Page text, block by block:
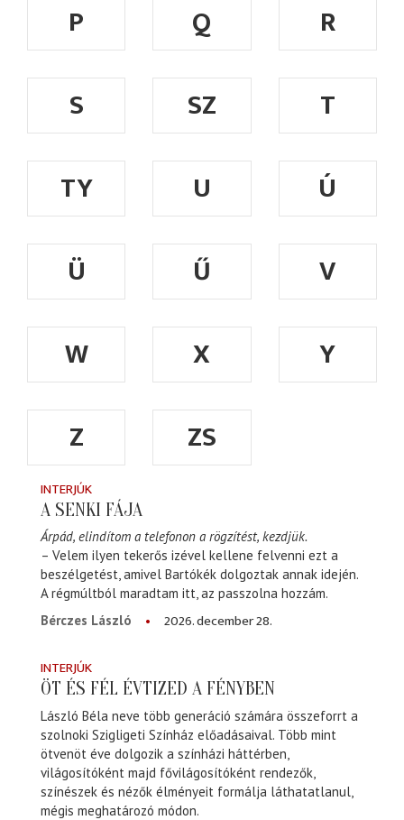
P Q
R
S
SZ
T
TY
U
Ú
Ü
Ű
V
W
X
Y
Z
ZS
INTERJÚK
A SENKI FÁJA
Árpád, elindítom a telefonon a rögzítést, kezdjük.
– Velem ilyen tekerős izével kellene felvenni ezt a
beszélgetést, amivel Bartókék dolgoztak annak idején.
A régmúltból maradtam itt, az passzolna hozzám.
Bérczes László
2026. december 28.
INTERJÚK
ÖT ÉS FÉL ÉVTIZED A FÉNYBEN
László Béla neve több generáció számára összeforrt a
szolnoki Szigligeti Színház előadásaival. Több mint
ötvenöt éve dolgozik a színházi háttérben,
világosítóként majd fővilágosítóként rendezők,
színészek és nézők élményeit formálja láthatatlanul,
mégis meghatározó módon.